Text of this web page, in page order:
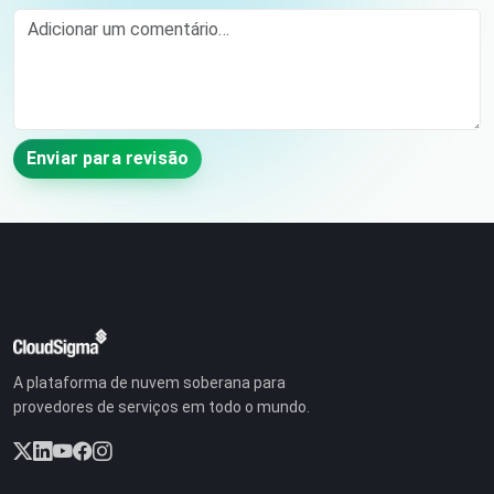
Comment
Enviar para revisão
A plataforma de nuvem soberana para
provedores de serviços em todo o mundo.